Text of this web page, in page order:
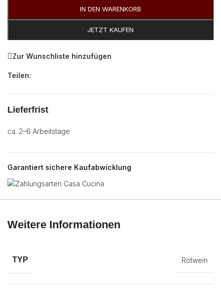
IN DEN WARENKORB
JETZT KAUFEN
Zur Wunschliste hinzufügen
Teilen:
Lieferfrist
ca. 2–6 Arbeitstage
Garantiert sichere Kaufabwicklung
Weitere Informationen
TYP Rotwein